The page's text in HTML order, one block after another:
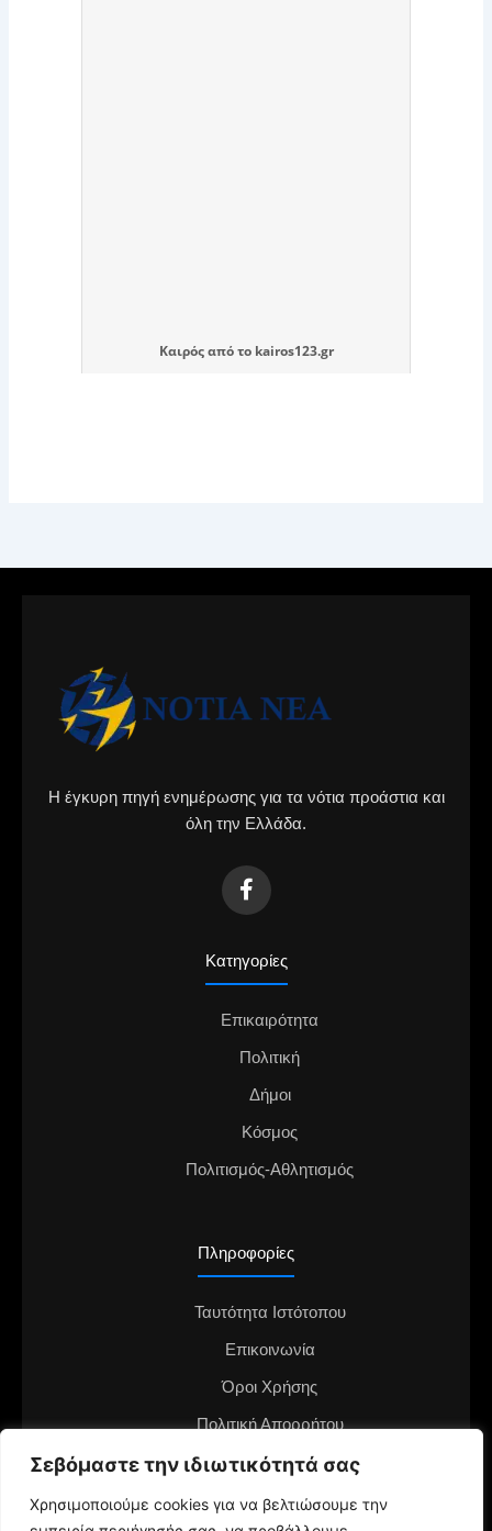
Σεβόμαστε την ιδιωτικότητά σας
Χρησιμοποιούμε cookies για να βελτιώσουμε την
Καιρόςαπό το kairos123.gr
Η έγκυρη πηγή ενημέρωσης για τα νότια προάστια και
όλη την Ελλάδα.
Κατηγορίες
Επικαιρότητα
Πολιτική
Δήμοι
Κόσμος
Πολιτισμός-Αθλητισμός
Πληροφορίες
Ταυτότητα Ιστότοπου
Επικοινωνία
Όροι Χρήσης
Πολιτική Απορρήτου
Διαφημιστείτε στο notianea.gr
Γίνε ο ανταποκριτής στην περιοχή σου